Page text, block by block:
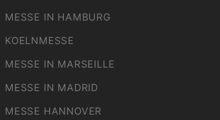
MESSE IN HAMBURG
KOELNMESSE
MESSE IN MARSEILLE
MESSE IN MADRID
MESSE HANNOVER